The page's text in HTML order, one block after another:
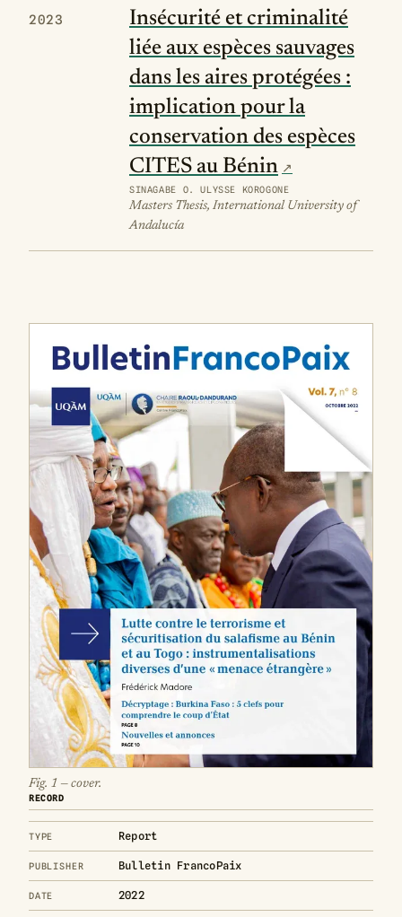
2023
Insécurité et criminalité
liée aux espèces sauvages
dans les aires protégées :
implication pour la
conservation des espèces
CITES au Bénin
SINAGABE O. ULYSSE KOROGONE
Masters Thesis, International University of
Andalucía
Fig. 1 — cover.
RECORD
TYPE Report
PUBLISHER Bulletin FrancoPaix
DATE 2022